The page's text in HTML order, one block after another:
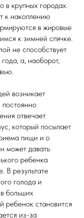
в крупных городах.
к накоплению
в жировые
к зимней спячке.
не способствует
а, наоборот,
возникает
отвечает
который посылает
пищи и о
может давать
ребенка
В результате
голода и
больших
ребенок становится
из-за